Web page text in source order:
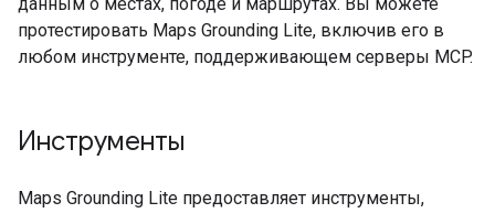
протестировать Maps Grounding Lite, включив его в
любом инструменте, поддерживающем серверы MCP.
Инструменты
Maps Grounding Lite предоставляет инструменты,